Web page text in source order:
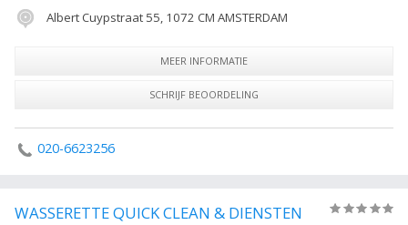
Albert Cuypstraat 55, 1072 CM AMSTERDAM
MEER INFORMATIE
SCHRIJF BEOORDELING
020-6623256
WASSERETTE QUICK CLEAN & DIENSTEN